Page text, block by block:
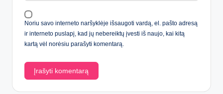
Noriu savo interneto naršyklėje išsaugoti vardą, el. pašto adresą
ir interneto puslapį, kad jų nebereiktų įvesti iš naujo, kai kitą
kartą vėl norėsiu parašyti komentarą.